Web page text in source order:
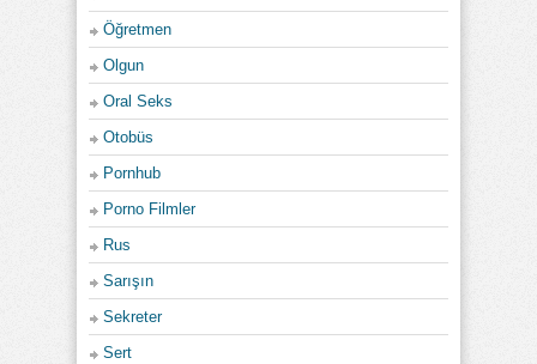
Öğretmen
Olgun
Oral Seks
Otobüs
Pornhub
Porno Filmler
Rus
Sarışın
Sekreter
Sert